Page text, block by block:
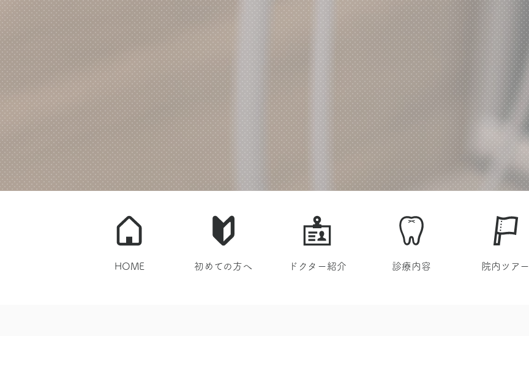
HOME 初めての方へ ドクター紹介 診療内容 院内ツアー